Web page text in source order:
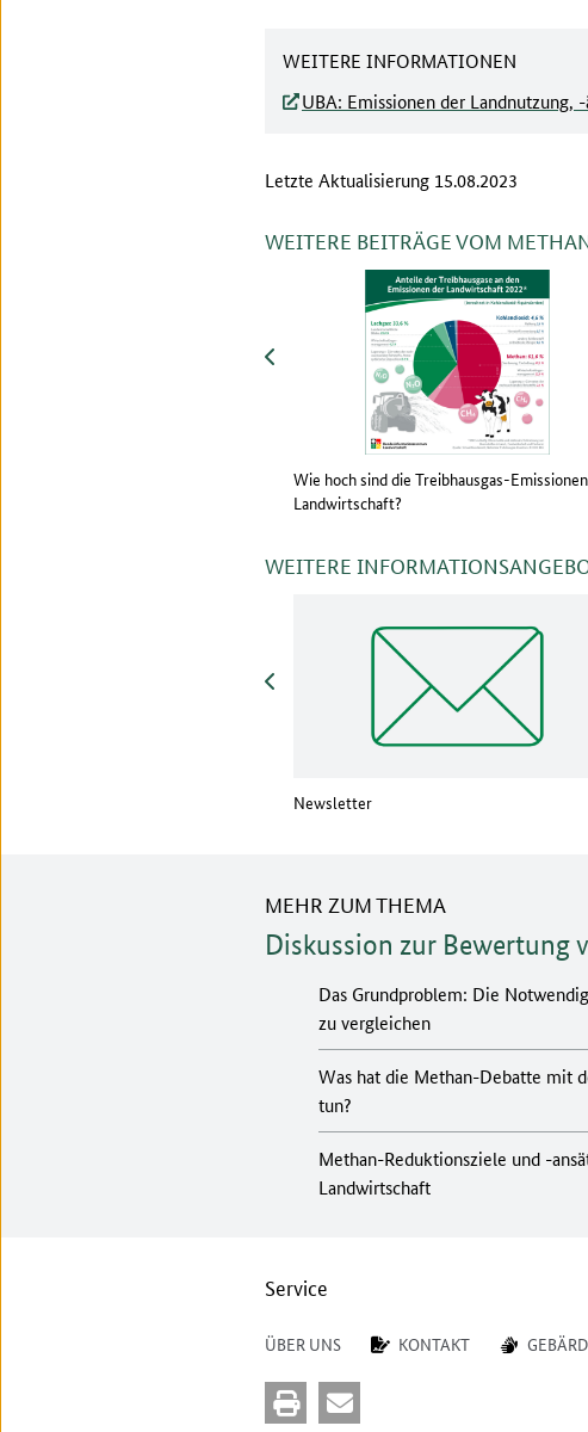
WEITERE INFORMATIONEN
UBA: Emissionen der Landnutzung,
Letzte Aktualisierung 15.08.2023
WEITERE BEITRÄGE VOM
Wie hoch sind die Treibhausgas-
Landwirtschaft?
WEITERE
Newsletter
MEHR ZUM THEMA
Diskussion zur Bewertung
Das Grundproblem: Die
zu vergleichen
Was hat die Methan-Debatte mit
tun?
Methan-Reduktionsziele und -
Landwirtschaft
Service
ÜBER UNS KONTAKT